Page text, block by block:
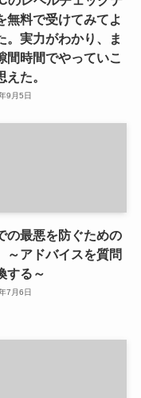
無料で受けてみてよ
。実力がわかり、ま
間時間でやっていこ
えた。
9月5日
の最悪を防ぐための
アドバイスを質問
する～
7月6日